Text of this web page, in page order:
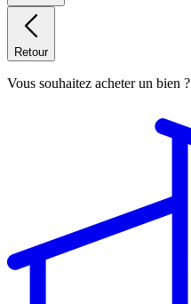
Retour
Vous souhaitez acheter un bien ?